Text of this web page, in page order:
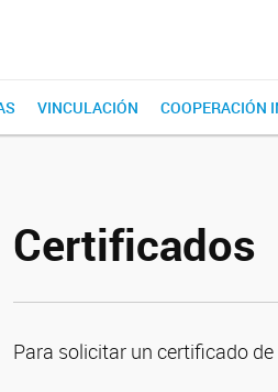
VINCULACIÓN COOPERACIÓN
Certificados
Para solicitar un certificado de